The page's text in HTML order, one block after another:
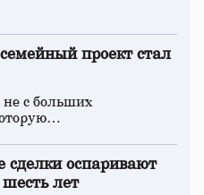
проект стал
не с больших
оспаривают
лет